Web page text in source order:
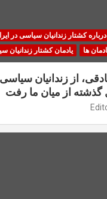
کشتار زندانیان سیاسی در
ها یادمان کشتار
از زندانیان
از میان ما رفت